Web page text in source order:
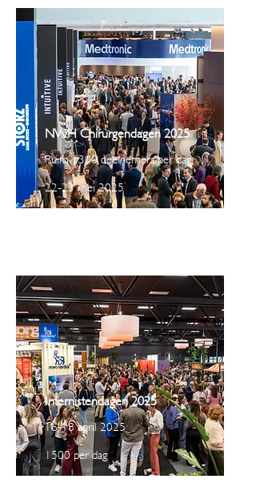
NVvH Chirurgendagen 2025
Ruim 1300 deelnemers per dag
22-23 mei 2025
Internistendagen 2025
16-18 april 2025
1500 per dag